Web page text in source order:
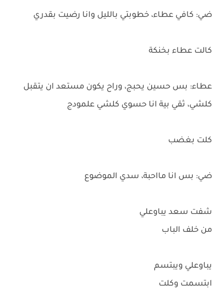
ضي: كافي عطاء، خطوبتي بالليل وانا رضيت بقدري
كالت عطاء بخنكة
عطاء: بس حسين يحبج، وراح يكون مستعد ان يتقبل
كلشي، ثقي بية انا حسوي كلشي علمودج
كلت بغضب
ضي: بس انا مااحبة، سدي الموضوع
شفت سعد يباوعلي
من خلف الباب
يباوعلي ويبتسم
ابتسمت وكلت